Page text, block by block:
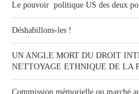
Le pouvoir politique US des deux
Déshabillons-les !
UN ANGLE MORT DU DROIT
NETTOYAGE ETHNIQUE DE LA
Commission mémorielle ou marché